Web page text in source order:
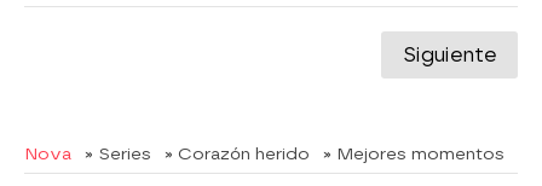
Siguiente
Nova » Series » Corazón herido » Mejores momentos